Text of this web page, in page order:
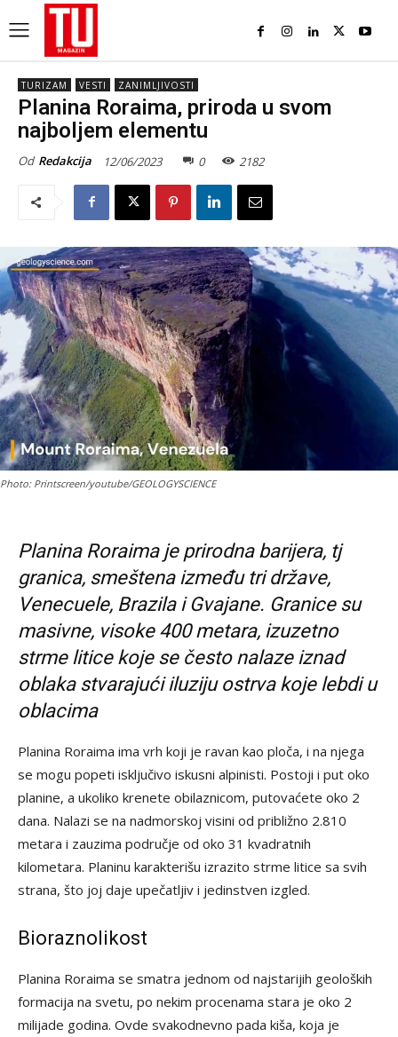
TURIZAM VESTI ZANIMLJIVOSTI
Planina Roraima, priroda u svom
najboljem elementu
Od Redakcija 12/06/2023 0 2182
Photo: Printscreen/youtube/GEOLOGYSCIENCE
Planina Roraima je prirodna barijera, tj
granica, smeštena između tri države,
Venecuele, Brazila i Gvajane. Granice su
masivne, visoke 400 metara, izuzetno
strme litice koje se često nalaze iznad
oblaka stvarajući iluziju ostrva koje lebdi u
oblacima
Planina Roraima ima vrh koji je ravan kao ploča, i na njega
se mogu popeti isključivo iskusni alpinisti. Postoji i put oko
planine, a ukoliko krenete obilaznicom, putovaćete oko 2
dana. Nalazi se na nadmorskoj visini od približno 2.810
metara i zauzima područje od oko 31 kvadratnih
kilometara. Planinu karakterišu izrazito strme litice sa svih
strana, što joj daje upečatljiv i jedinstven izgled.
Bioraznolikost
Planina Roraima se smatra jednom od najstarijih geoloških
formacija na svetu, po nekim procenama stara je oko 2
milijade godina. Ovde svakodnevno pada kiša, koja je